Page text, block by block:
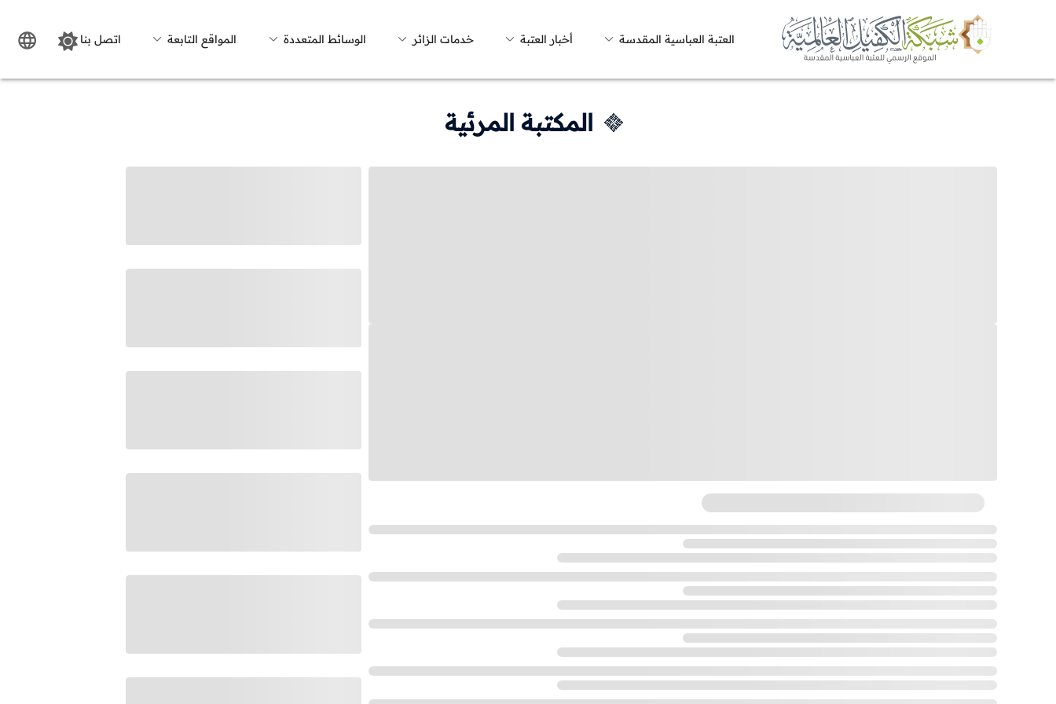
العتبة العباسية المقدسة أخبار العتبة خدمات الزائر الوسائط المتعددة المواقع التابعة اتصل بنا
المكتبة المرئية